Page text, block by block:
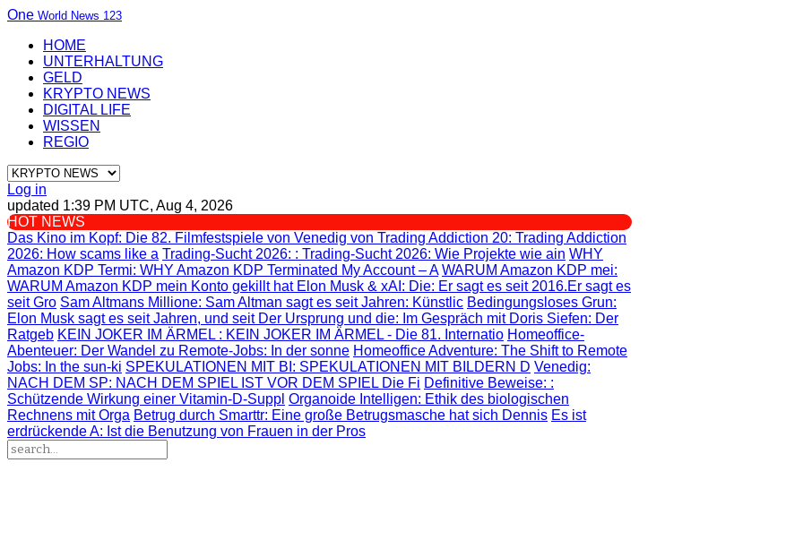
One World News 123
HOME
UNTERHALTUNG
GELD
KRYPTO NEWS
DIGITAL LIFE
WISSEN
REGIO
Log in
updated 1:39 PM UTC, Aug 4, 2026
HOT NEWS
Das Kino im Kopf: Die 82. Filmfestspiele von Venedig von Trading Addiction 20: Trading Addiction
2026: How scams like a Trading-Sucht 2026: : Trading-Sucht 2026: Wie Projekte wie ain WHY
Amazon KDP Termi: WHY Amazon KDP Terminated My Account – A WARUM Amazon KDP mei:
WARUM Amazon KDP mein Konto gekillt hat Elon Musk & xAI: Die: Er sagt es seit 2016.Er sagt es
seit Gro Sam Altmans Millione: Sam Altman sagt es seit Jahren: Künstlic Bedingungsloses Grun:
Elon Musk sagt es seit Jahren, und seit Der Ursprung und die: Im Gespräch mit Doris Siefen: Der
Ratgeb KEIN JOKER IM ÄRMEL : KEIN JOKER IM ÄRMEL - Die 81. Internatio Homeoffice-
Abenteuer: Der Wandel zu Remote-Jobs: In der sonne Homeoffice Adventure: The Shift to Remote
Jobs: In the sun-ki SPEKULATIONEN MIT BI : SPEKULATIONEN MIT BILDERN D Venedig:
NACH DEM SP: NACH DEM SPIEL IST VOR DEM SPIEL Die Fi Definitive Beweise: :
Schützende Wirkung einer Vitamin-D-Suppl Organoide Intelligen: Ethik des biologischen
Rechnens mit Orga Betrug durch Smarttr: Eine große Betrugsmasche hat sich Dennis Es ist
erdrückende A: Ist die Benutzung von Frauen in der Pros